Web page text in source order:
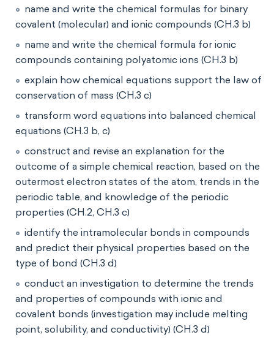
name and write the chemical formulas for binary
covalent (molecular) and ionic compounds (CH.3 b)
name and write the chemical formula for ionic
compounds containing polyatomic ions (CH.3 b)
explain how chemical equations support the law of
conservation of mass (CH.3 c)
transform word equations into balanced chemical
equations (CH.3 b, c)
construct and revise an explanation for the
outcome of a simple chemical reaction, based on the
outermost electron states of the atom, trends in the
periodic table, and knowledge of the periodic
properties (CH.2, CH.3 c)
identify the intramolecular bonds in compounds
and predict their physical properties based on the
type of bond (CH.3 d)
conduct an investigation to determine the trends
and properties of compounds with ionic and
covalent bonds (investigation may include melting
point, solubility, and conductivity) (CH.3 d)